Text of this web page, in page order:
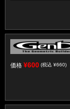
価格 ¥600 (税込 ¥660)